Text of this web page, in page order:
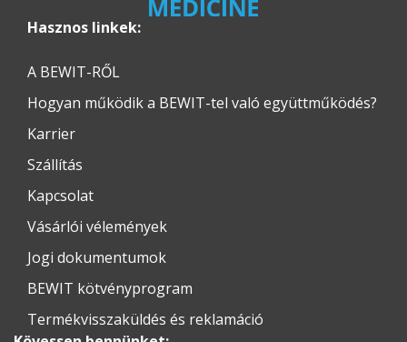
Hasznos linkek:
A BEWIT-RŐL
Hogyan működik a BEWIT-tel való együttműködés?
Karrier
Szállítás
Kapcsolat
Vásárlói vélemények
Jogi dokumentumok
BEWIT kötvényprogram
Termékvisszaküldés és reklamáció